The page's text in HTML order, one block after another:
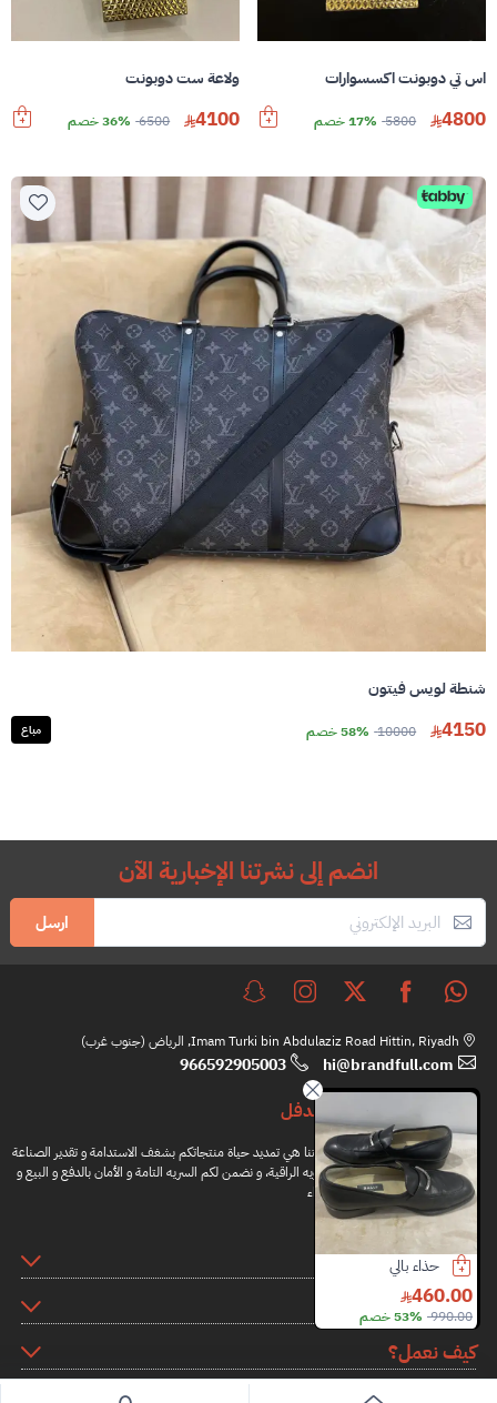
حذاء بالي
460.00
990.00 53% خصم
اس تي دوبونت اكسسوارات
4800
5800 17% خصم
ولاعة ست دوبونت
4100
6500 36% خصم
شنطة لويس فيتون
4150
10000 58% خصم مباع
انضم إلى نشرتنا الإخبارية الآن
ارسل
Imam Turki bin Abdulaziz Road Hittin, Riyadh, الرياض (جنوب غرب)
hi@brandfull.com
966592905003
براندفل
مهمتنا هي تمديد حياة منتجاتكم بشغف الاستدامة و تقدير الصناعة
اليدويه الراقية، و نضمن لكم السريه التامة و الأمان بالدفع و البيع و
الشراء
المعلومات
روابط اضافية
كيف نعمل؟